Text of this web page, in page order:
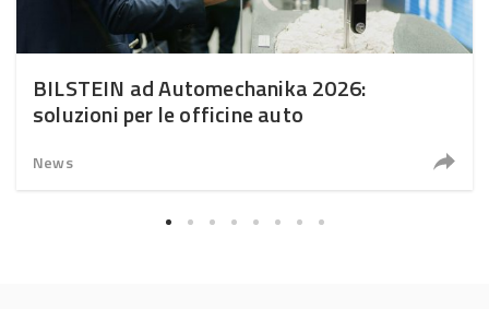
BILSTEIN ad Automechanika 2026:
soluzioni per le officine auto
News